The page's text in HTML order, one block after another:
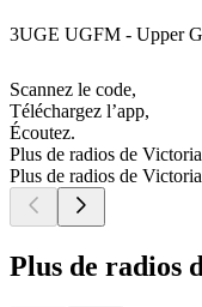
3UGE UGFM - Upper
Scannez le code,
Téléchargez l’app,
Écoutez.
Plus de radios de Victoria
Plus de radios de Victoria
Plus de radios